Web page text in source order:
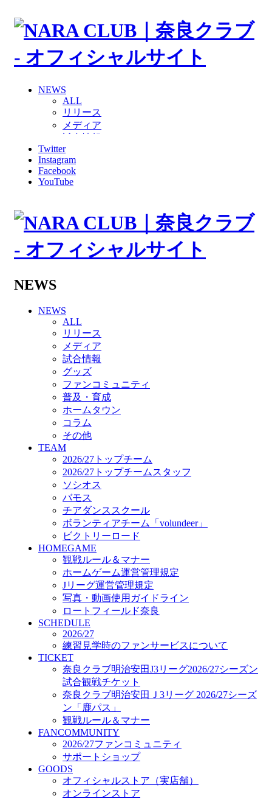
NEWS
ALL
リリース
メディア
グッズ
ファンコミュニティ
普及・育成
ホームタウン
その他
TEAM
2026/27トップチームスタッフ
ビクトリーロード
HOMEGAME
観戦ルール＆マナー
ホームゲーム運営管理規定
Jリーグ運営管理規定
写真・動画使用ガイドライン
ロートフィールド奈良
SCHEDULE
2026/27
練習見学時のファンサービスについて
TICKET
奈良クラブ明治安田J3リーグ2026/27シーズン
試合観戦チケット
奈良クラブ明治安田Ｊ3リーグ 2026/27シーズ
ン「鹿パス」
観戦ルール＆マナー
FANCOMMUNITY
2026/27ファンコミュニティ
サポートショップ
GOODS
オフィシャルストア（実店舗）
オンラインストア
ACADEMY
アカデミーについて
プロジェクト
コーチ&スタッフ
ジュニア
ジュニアユース
ユース
練習拠点（ナラディーア）
SCHOOL
CLUB
2026/27 パートナー企業
パートナー募集
クラブ理念
クラブ情報
サステナビリティ
Web制作支援
応援プロジェクト
Twitter
Instagram
Facebook
YouTube
NEWS
NEWS
ALL
リリース
メディア
試合情報
グッズ
ファンコミュニティ
普及・育成
ホームタウン
コラム
その他
TEAM
2026/27トップチーム
2026/27トップチームスタッフ
ソシオス
バモス
チアダンススクール
ボランティアチーム「volundeer」
ビクトリーロード
HOMEGAME
観戦ルール＆マナー
ホームゲーム運営管理規定
Jリーグ運営管理規定
写真・動画使用ガイドライン
ロートフィールド奈良
SCHEDULE
2026/27
練習見学時のファンサービスについて
TICKET
奈良クラブ明治安田J3リーグ2026/27シーズン
試合観戦チケット
奈良クラブ明治安田Ｊ3リーグ 2026/27シーズ
ン「鹿パス」
観戦ルール＆マナー
FANCOMMUNITY
2026/27ファンコミュニティ
サポートショップ
GOODS
オフィシャルストア（実店舗）
オンラインストア